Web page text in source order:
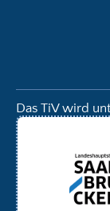
Das TiV wird